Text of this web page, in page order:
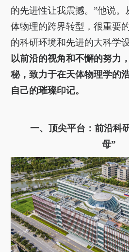
的先进性让我震撼。”他说。
体物理的跨界转型，很重要
的科研环境和先进的大科学
以前沿的视角和不懈的努力
秘，致力于在天体物理学的
自己的璀璨印记。
一、顶尖平台：前沿科
母”